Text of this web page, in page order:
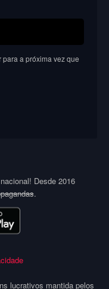
a próxima vez que
Desde 2016
.
lucrativos mantida pelos